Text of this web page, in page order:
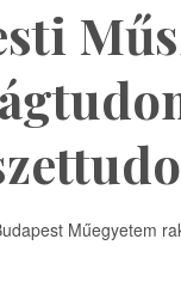
Műegyetem